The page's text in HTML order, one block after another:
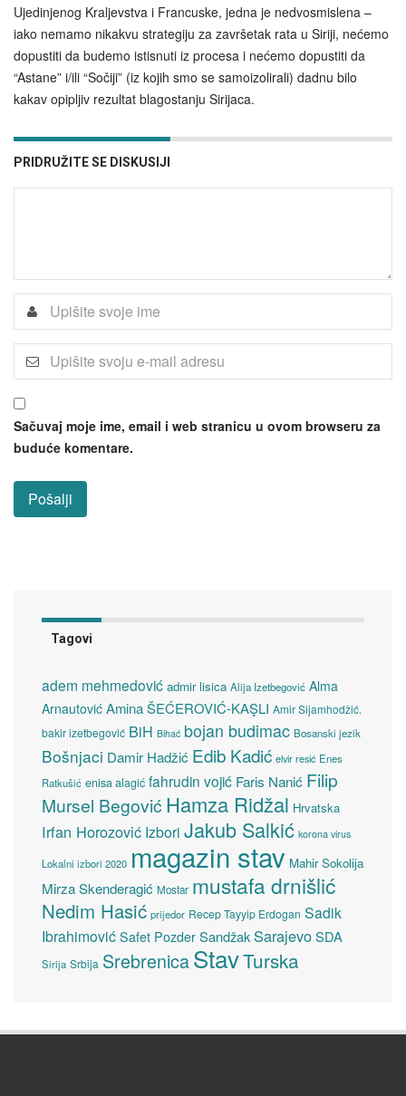
Ujedinjenog Kraljevstva i Francuske, jedna je nedvosmislena –
iako nemamo nikakvu strategiju za završetak rata u Siriji, nećemo
dopustiti da budemo istisnuti iz procesa i nećemo dopustiti da
“Astane” i/ili “Sočiji” (iz kojih smo se samoizolirali) dadnu bilo
kakav opipljiv rezultat blagostanju Sirijaca.
PRIDRUŽITE SE DISKUSIJI
Sačuvaj moje ime, email i web stranicu u ovom browseru za
buduće komentare.
Tagovi
adem mehmedović admir lisica Alija Izetbegović Alma
Arnautović Amina ŠEĆEROVIĆ-KAŞLI Amir Sijamhodžić.
bakir izetbegović BiH Bihać bojan budimac Bosanski jezik
Bošnjaci Damir Hadžić Edib Kadić elvir resić Enes
Ratkušić enisa alagić fahrudin vojić Faris Nanić Filip
Mursel Begović Hamza Ridžal Hrvatska
Irfan Horozović Izbori Jakub Salkić korona virus
Lokalni izbori 2020 magazin stav Mahir Sokolija
Mirza Skenderagić Mostar mustafa drnišlić
Nedim Hasić prijedor Recep Tayyip Erdogan Sadik
Ibrahimović Safet Pozder SandžakSarajevoSDA
Sirija Srbija SrebrenicaStavTurska